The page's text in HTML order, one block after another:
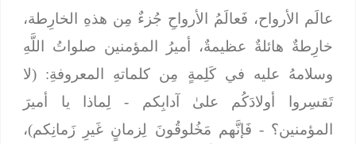
عالَم الأرواح، فَعالَمُ الأرواحِ جُزءٌ مِن هذهِ الخارِطة،
خارِطةٌ هائلةٌ عظيمةٌ، أميرُ المؤمنين صلواتُ اللَّهِ
وسلامهُ عليه في كَلِمةٍ مِن كلماتهِ المعروفةِ: (لا
تَقسِروا أولادَكُم علىٰ آدابِكم - لِماذا يا أميرَ
المؤمنين؟ - فَإنَّهم مَخُلوقُونَ لِزمانٍ غَيرِ زَمانِكم)،